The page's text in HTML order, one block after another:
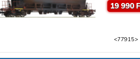
19 990
<77915>